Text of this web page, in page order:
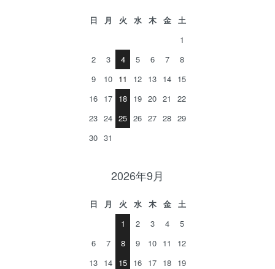
日 月 火 水 木 金
土
1
2
3 4 5 6 7
8
9
10 11 12 13 14 15
16 17 18 19 20 21
22
23 24 25 26 27 28 29
30 31
2026年9月
日 月 火 水 木 金
土
1
2 3 4
5
6
7 8 9 10 11
12
13 14 15 16 17 18 19